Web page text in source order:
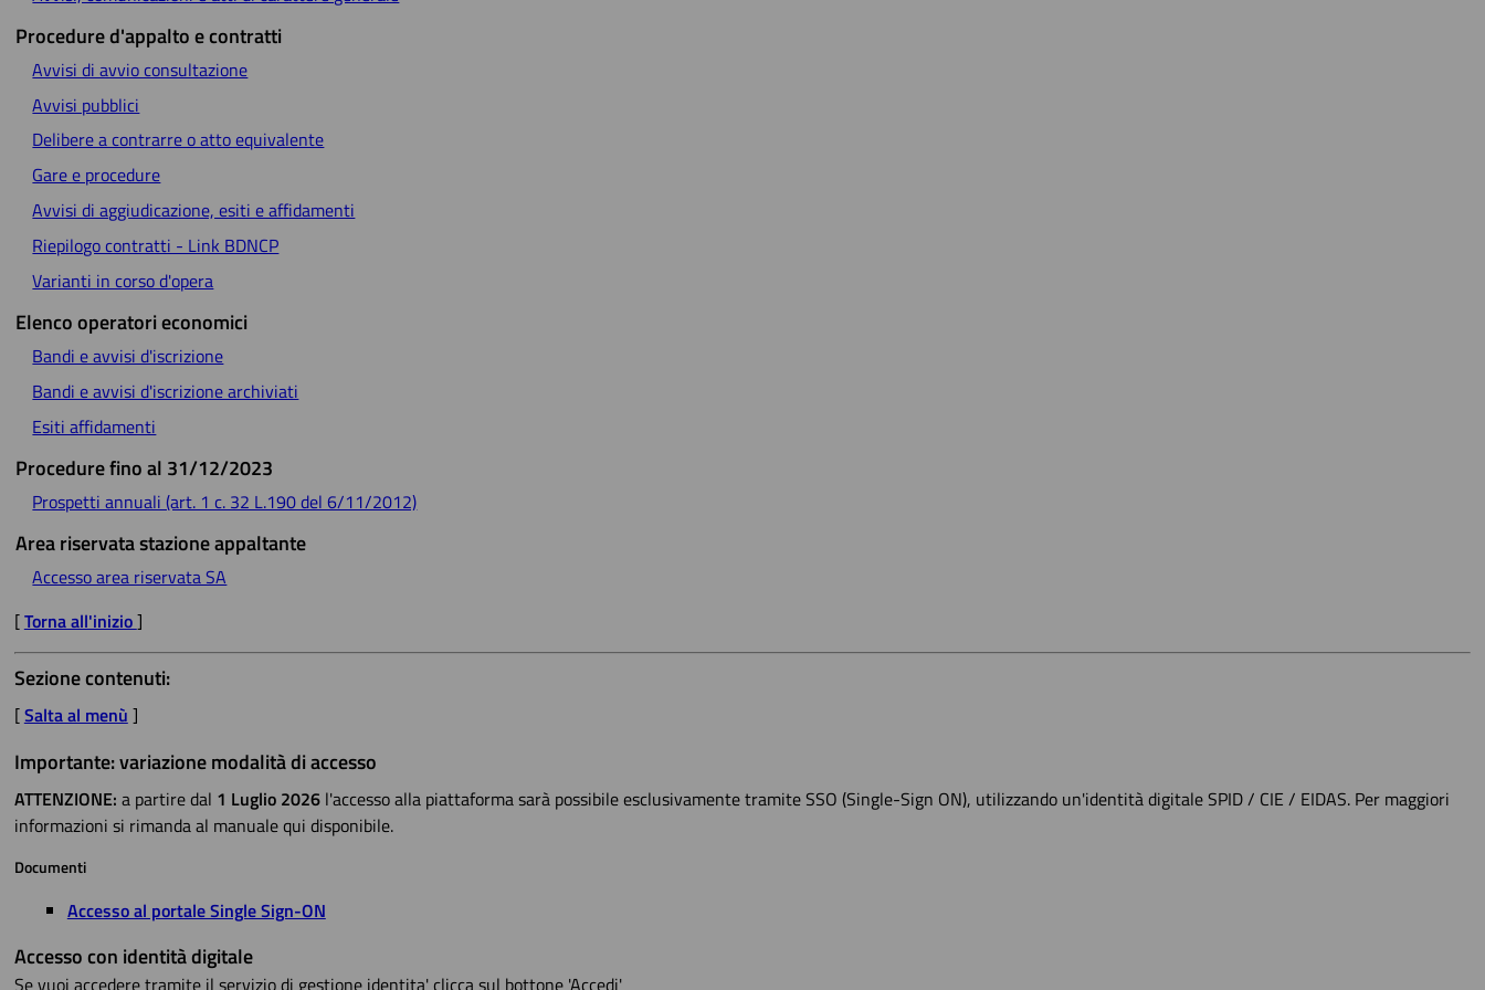
Procedure d'appalto e contratti
Avvisi di avvio consultazione
Avvisi pubblici
Delibere a contrarre o atto equivalente
Gare e procedure
Avvisi di aggiudicazione, esiti e affidamenti
Riepilogo contratti - Link BDNCP
Varianti in corso d'opera
Elenco operatori economici
Bandi e avvisi d'iscrizione
Bandi e avvisi d'iscrizione archiviati
Esiti affidamenti
Procedure fino al 31/12/2023
Prospetti annuali (art. 1 c. 32 L.190 del 6/11/2012)
Area riservata stazione appaltante
Accesso area riservata SA
[Torna all'inizio]
Sezione contenuti:
[Salta al menù ]
Importante: variazione modalità di accesso
ATTENZIONE: a partire dal 1 Luglio 2026l'accesso alla piattaforma sarà possibile esclusivamente tramite SSO (Single-Sign ON), utilizzando un'identità digitale SPID / CIE / EIDAS. Per maggiori
informazioni si rimanda al manuale qui disponibile.
Documenti
Accesso al portale Single Sign-ON
Accesso con identità digitale